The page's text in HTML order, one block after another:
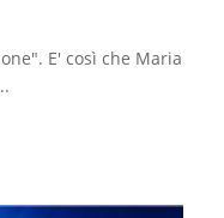
E' così che Maria